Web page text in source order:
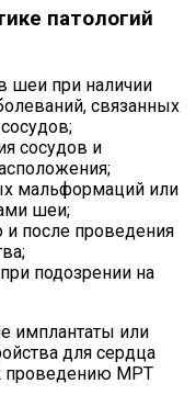
патологий
шеи при наличии
связанных
сосудов и
мальформаций или
шеи;
и после проведения
подозрении на
имплантаты или
для сердца
проведению МРТ